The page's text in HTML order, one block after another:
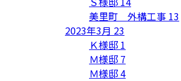
美里町 外構工事 13
2023年3月 23
Ｋ様邸 1
Ｍ様邸 7
Ｍ様邸4